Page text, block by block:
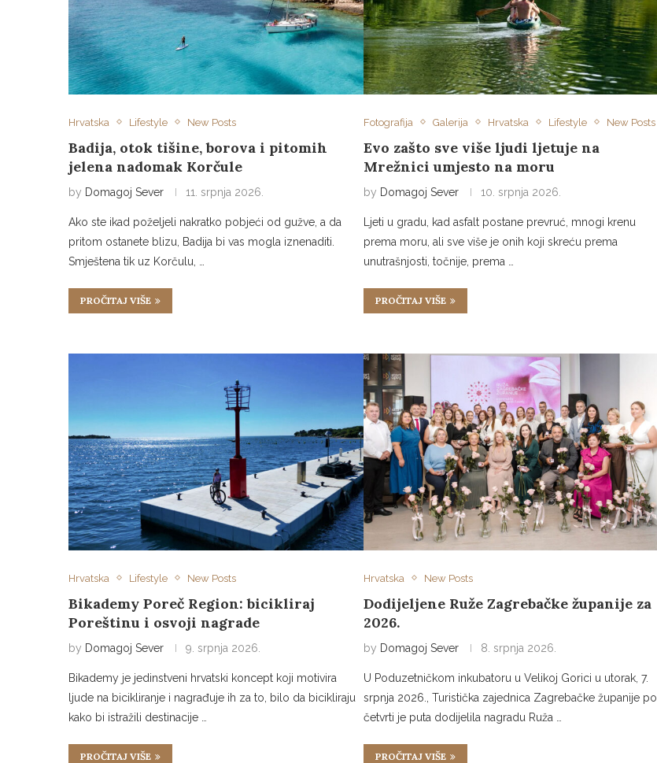
Hrvatska Lifestyle New Posts
Badija, otok tišine, borova i pitomih
jelena nadomak Korčule
by Domagoj Sever 11. srpnja 2026.
Ako ste ikad poželjeli nakratko pobjeći od gužve, a da
pritom ostanete blizu, Badija bi vas mogla iznenaditi.
Smještena tik uz Korčulu, …
PROČITAJ VIŠE
Fotografija Galerija Hrvatska Lifestyle New Posts
Evo zašto sve više ljudi ljetuje na
Mrežnici umjesto na moru
by Domagoj Sever 10. srpnja 2026.
Ljeti u gradu, kad asfalt postane prevruć, mnogi krenu
prema moru, ali sve više je onih koji skreću prema
unutrašnjosti, točnije, prema …
PROČITAJ VIŠE
Hrvatska Lifestyle New Posts
Bikademy Poreč Region: bicikliraj
Poreštinu i osvoji nagrade
by Domagoj Sever 9. srpnja 2026.
Bikademy je jedinstveni hrvatski koncept koji motivira
ljude na bicikliranje i nagrađuje ih za to, bilo da bicikliraju
kako bi istražili destinacije …
PROČITAJ VIŠE
Hrvatska New Posts
Dodijeljene Ruže Zagrebačke županije za
2026.
by Domagoj Sever 8. srpnja 2026.
U Poduzetničkom inkubatoru u Velikoj Gorici u utorak, 7.
srpnja 2026., Turistička zajednica Zagrebačke županije po
četvrti je puta dodijelila nagradu Ruža …
PROČITAJ VIŠE